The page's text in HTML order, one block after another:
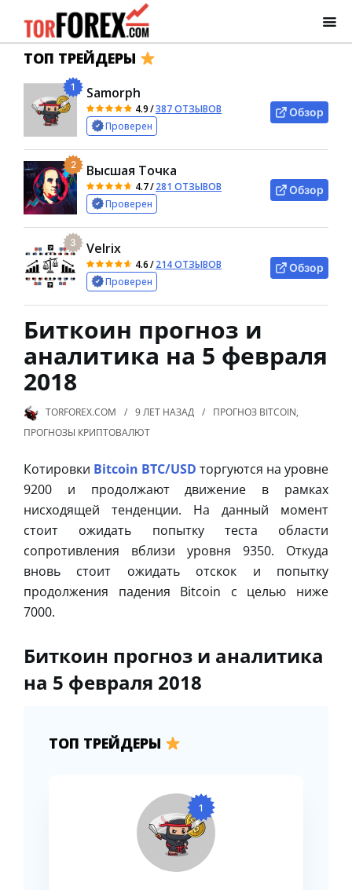
ТОП ТРЕЙДЕРЫ
1 Samorph
4.9/387 ОТЗЫВОВ
Проверен
Обзор
2 Высшая Точка
4.7/281 ОТЗЫВОВ
Проверен
Обзор
3 Velrix
4.6/214 ОТЗЫВОВ
Проверен
Обзор
Биткоин прогноз и
аналитика на 5 февраля
2018
TORFOREX.COM 9 ЛЕТ НАЗАД ПРОГНОЗ BITCOIN,
ПРОГНОЗЫ КРИПТОВАЛЮТ
Котировки Bitcoin BTC/USD торгуются на уровне
9200 и продолжают движение в рамках
нисходящей тенденции. На данный момент
стоит ожидать попытку теста области
сопротивления вблизи уровня 9350. Откуда
вновь стоит ожидать отскок и попытку
продолжения падения Bitcoin с целью ниже
7000.
Биткоин прогноз и аналитика
на 5 февраля 2018
ТОП ТРЕЙДЕРЫ
1